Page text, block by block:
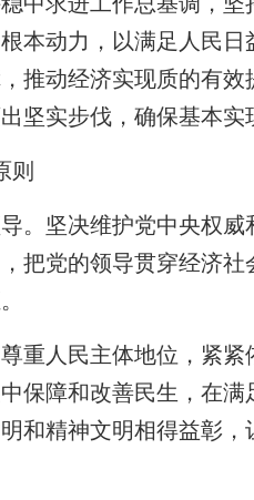
本动力，以满足人民
推动经济实现质的有
坚实步伐，确保基本
决维护党中央权威
把党的领导贯穿经济
民主体地位，紧紧
保障和改善民生，在
和精神文明相得益彰